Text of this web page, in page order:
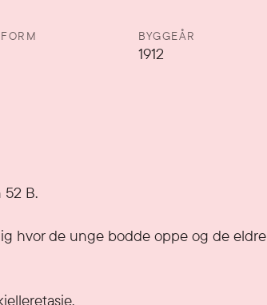
BYGGEÅR
1912
B.
hvor de unge bodde oppe og de eldre